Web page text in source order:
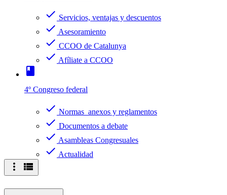
check Servicios, ventajas y descuentos
check Asesoramiento
check CCOO de Catalunya
check Afíliate a CCOO
book
4º Congreso federal
check Normas anexos y reglamentos
check Documentos a debate
check Asambleas Congresuales
check Actualidad
more_vert view_list